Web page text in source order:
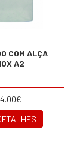
COM ALÇA
A2